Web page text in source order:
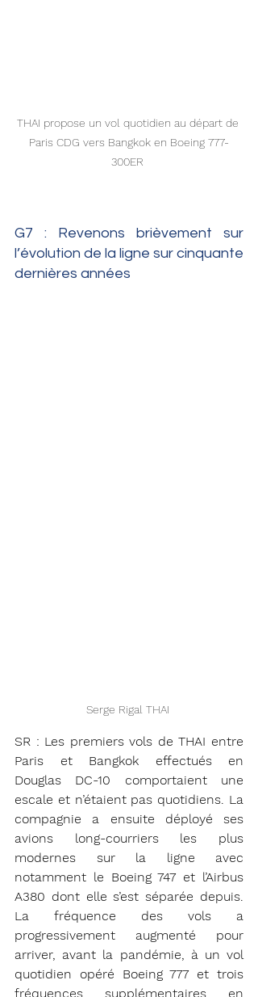
THAI propose un vol quotidien au départ de
Paris CDG vers Bangkok en Boeing 777-
300ER
G7 : Revenons brièvement sur
l’évolution de la ligne sur cinquante
dernières années
Serge Rigal THAI
SR : Les premiers vols de THAI entre
Paris et Bangkok effectués en
Douglas DC-10 comportaient une
escale et n’étaient pas quotidiens. La
compagnie a ensuite déployé ses
avions long-courriers les plus
modernes sur la ligne avec
notamment le Boeing 747 et l’Airbus
A380 dont elle s’est séparée depuis.
La fréquence des vols a
progressivement augmenté pour
arriver, avant la pandémie, à un vol
quotidien opéré Boeing 777 et trois
fréquences supplémentaires en